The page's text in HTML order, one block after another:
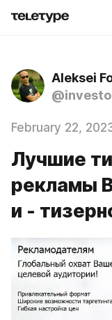
Aleksei
February 22,
Лучшие
рекламы
и -